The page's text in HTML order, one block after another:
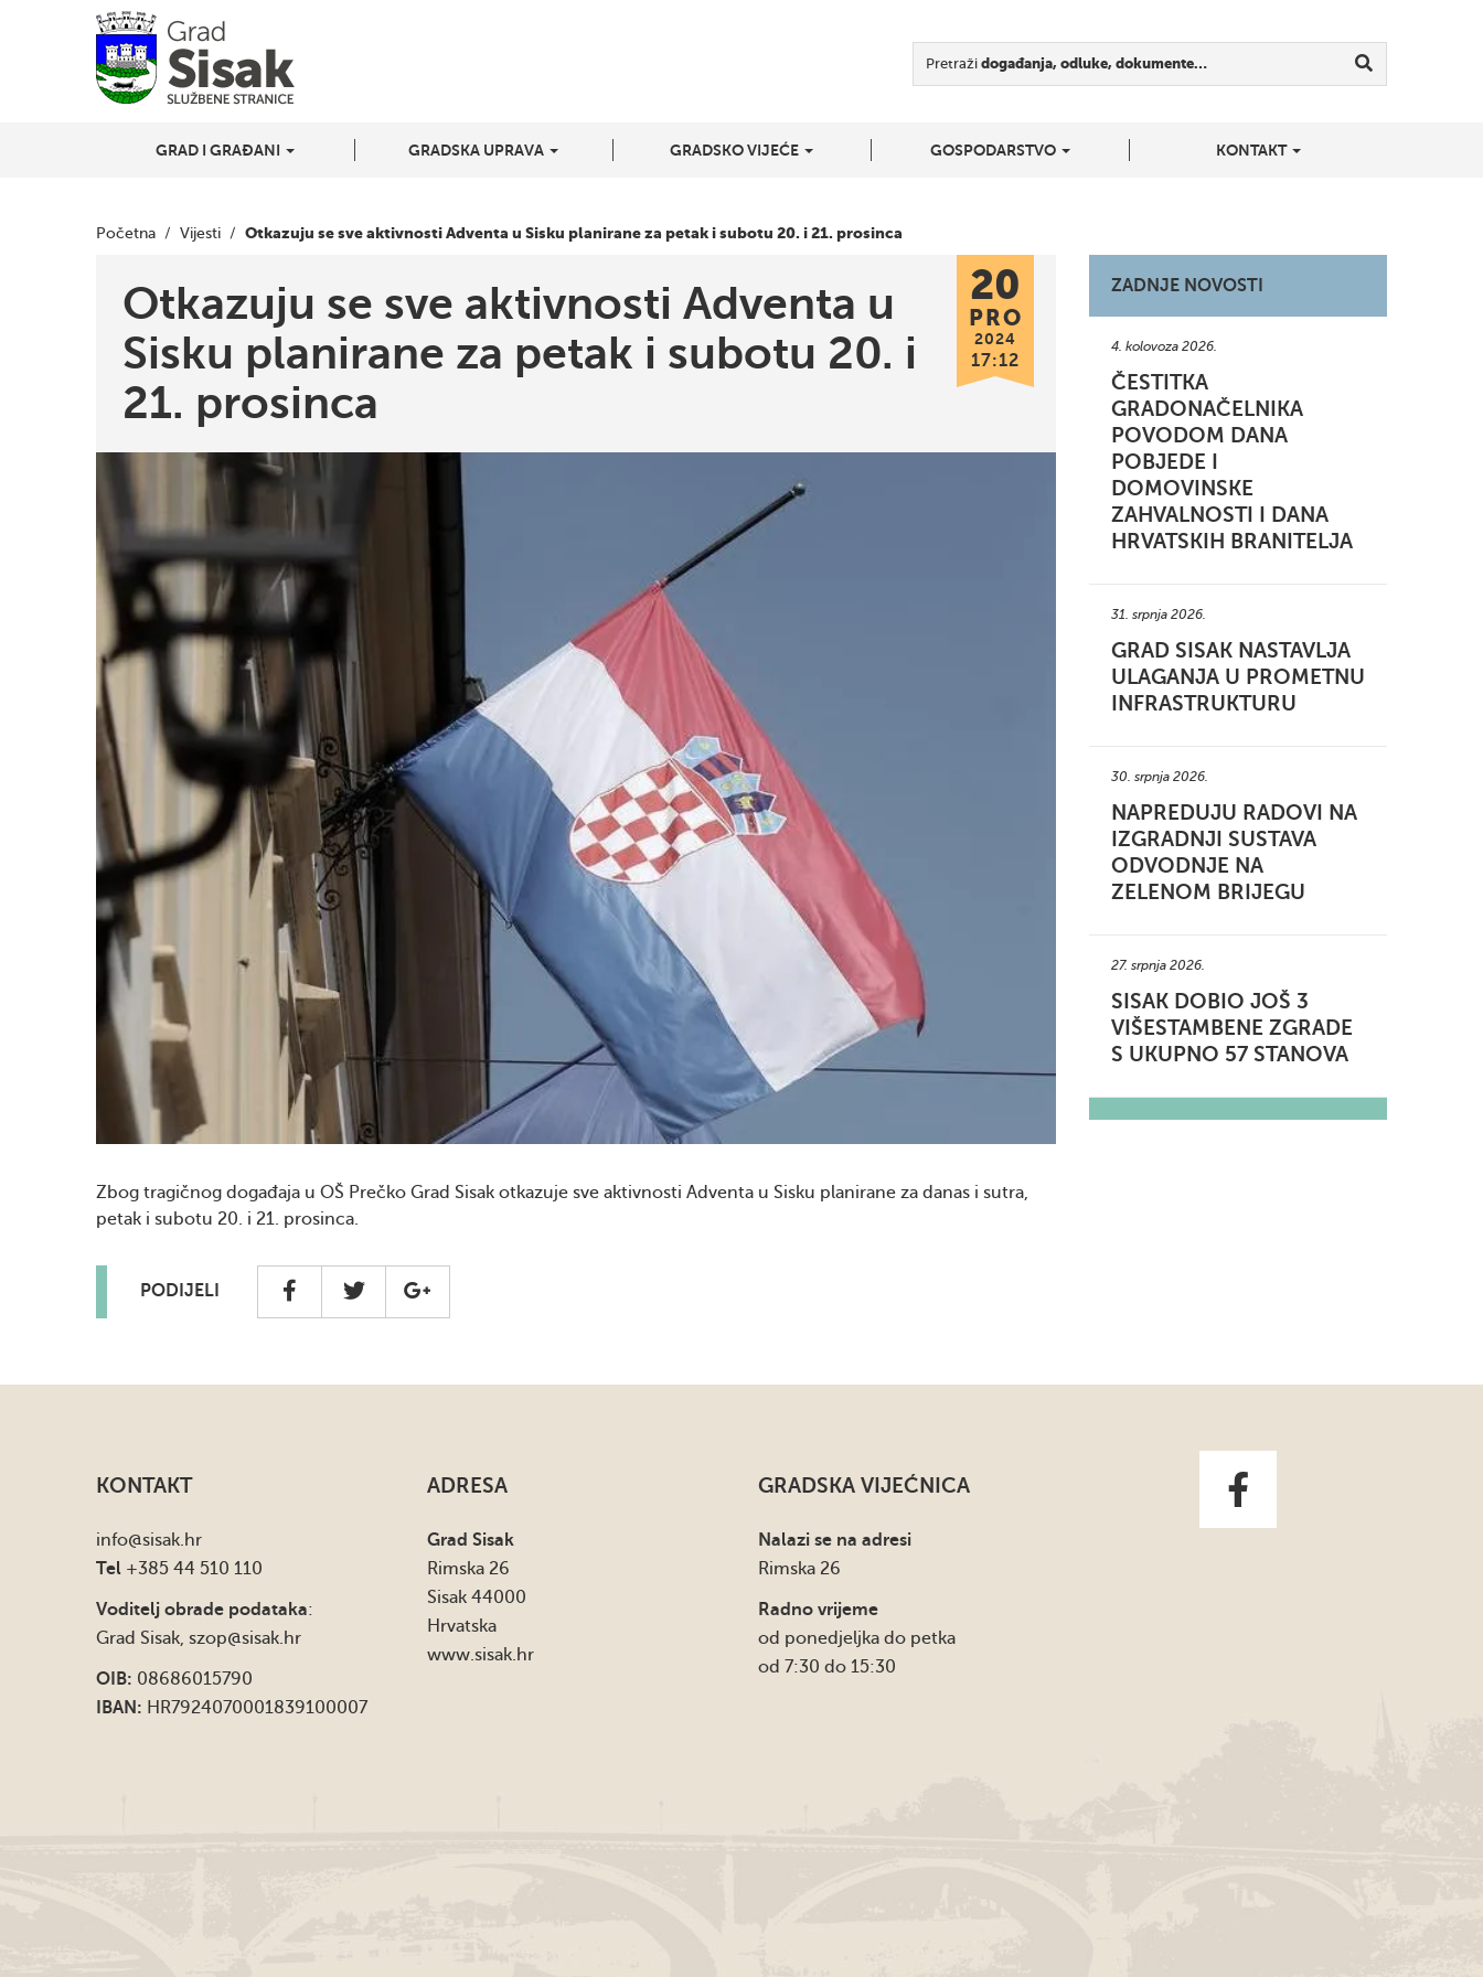
Pretraži događanja, odluke, dokumente…
GRAD I GRAĐANI GRADSKA UPRAVA GRADSKO VIJEĆE GOSPODARSTVO KONTAKT
Početna / Vijesti / Otkazuju se sve aktivnosti Adventa u Sisku planirane za petak i subotu 20. i 21. prosinca
Otkazuju se sve aktivnosti Adventa u
Sisku planirane za petak i subotu 20. i
21. prosinca
20
PRO
2024
17:12
Zbog tragičnog događaja u OŠ Prečko Grad Sisak otkazuje sve aktivnosti Adventa u Sisku planirane za danas i sutra,
petak i subotu 20. i 21. prosinca.
PODIJELI
ZADNJE NOVOSTI
4. kolovoza 2026.
ČESTITKA
GRADONAČELNIKA
POVODOM DANA
POBJEDE I
DOMOVINSKE
ZAHVALNOSTI I DANA
HRVATSKIH BRANITELJA
31. srpnja 2026.
GRAD SISAK NASTAVLJA
ULAGANJA U PROMETNU
INFRASTRUKTURU
30. srpnja 2026.
NAPREDUJU RADOVI NA
IZGRADNJI SUSTAVA
ODVODNJE NA
ZELENOM BRIJEGU
27. srpnja 2026.
SISAK DOBIO JOŠ 3
VIŠESTAMBENE ZGRADE
S UKUPNO 57 STANOVA
KONTAKT
info@sisak.hr
Tel +385 44 510 110
Voditelj obrade podataka:
Grad Sisak, szop@sisak.hr
OIB: 08686015790
IBAN: HR7924070001839100007
ADRESA
Grad Sisak
Rimska 26
Sisak 44000
Hrvatska
www.sisak.hr
GRADSKA VIJEĆNICA
Nalazi se na adresi
Rimska 26
Radno vrijeme
od ponedjeljka do petka
od 7:30 do 15:30